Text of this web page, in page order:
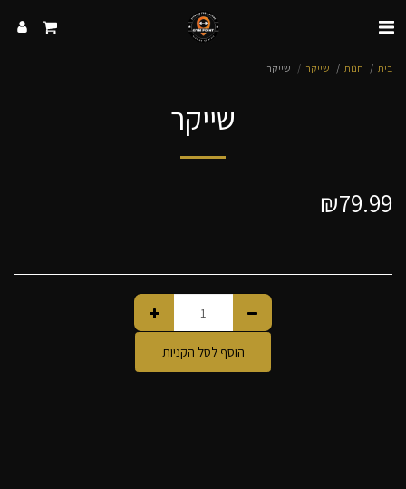
בית חנות שייקר שייקר
שייקר
₪79.99
הוסף לסל הקניות